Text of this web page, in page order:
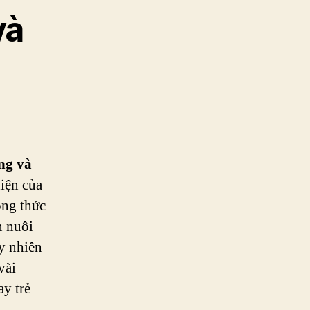
và
của
thức
nuôi
nhiên
trẻ